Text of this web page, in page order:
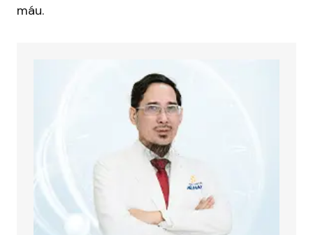
máu.